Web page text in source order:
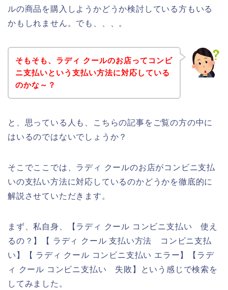
ルの商品を購入しようかどうか検討している方もいる
かもしれません。でも、、、。
そもそも、ラディ クールのお店ってコンビ
ニ支払いという支払い方法に対応している
のかな～？
と、思っている人も、こちらの記事をご覧の方の中に
はいるのではないでしょうか？
そこでここでは、ラディ クールのお店がコンビニ支払
いの支払い方法に対応しているのかどうかを徹底的に
解説させていただきます。
まず、私自身、【ラディ クール コンビニ支払い 使え
るの？】【 ラディ クール 支払い方法 コンビニ支払
い】【 ラディ クール コンビニ支払い エラー】【ラデ
ィ クール コンビニ支払い 失敗】という感じで検索を
してみました。